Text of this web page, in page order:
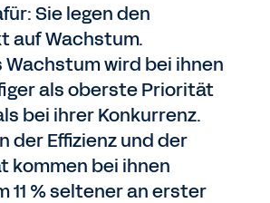
Sie legen den
auf Wachstum.
wird bei ihnen
als oberste Priorität
bei ihrer Konkurrenz.
der Effizienz und der
kommen bei ihnen
11 % seltener an erster